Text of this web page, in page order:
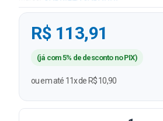
R$ 113,91
(já com 5% de desconto no PIX)
ou em até 11x de R$ 10,90